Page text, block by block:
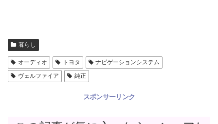
暮らし
オーディオ トヨタ
ナビゲーションシステム
ヴェルファイア
純正
スポンサーリンク